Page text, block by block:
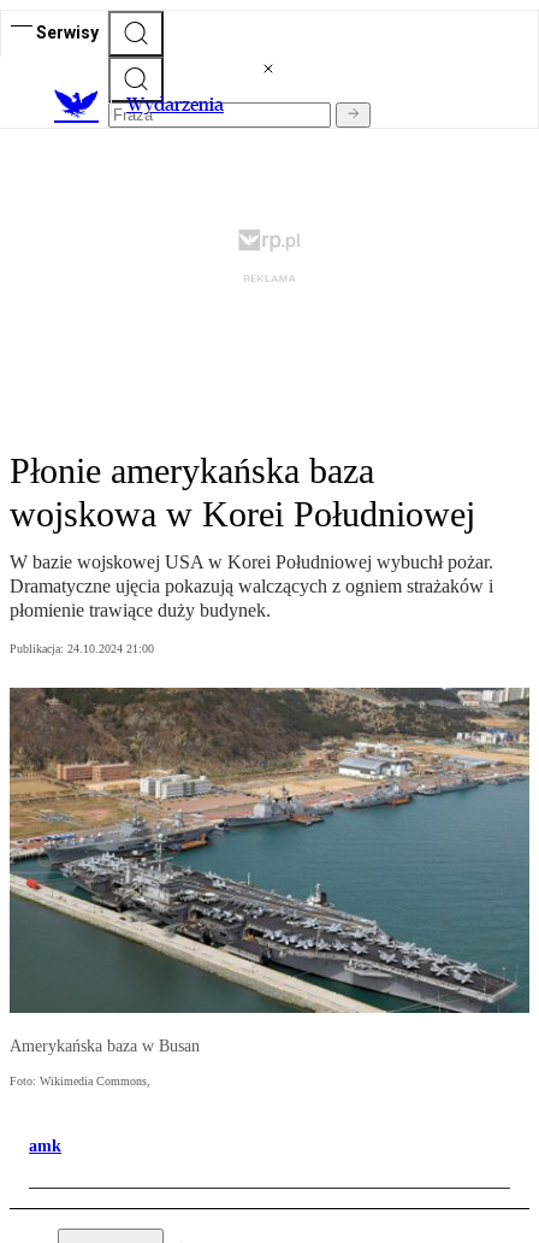
Serwisy
Wydarzenia
Płonie amerykańska baza
wojskowa w Korei Południowej
W bazie wojskowej USA w Korei Południowej wybuchł pożar.
Dramatyczne ujęcia pokazują walczących z ogniem strażaków i
płomienie trawiące duży budynek.
Publikacja: 24.10.2024 21:00
Amerykańska baza w Busan
Foto: Wikimedia Commons,
amk